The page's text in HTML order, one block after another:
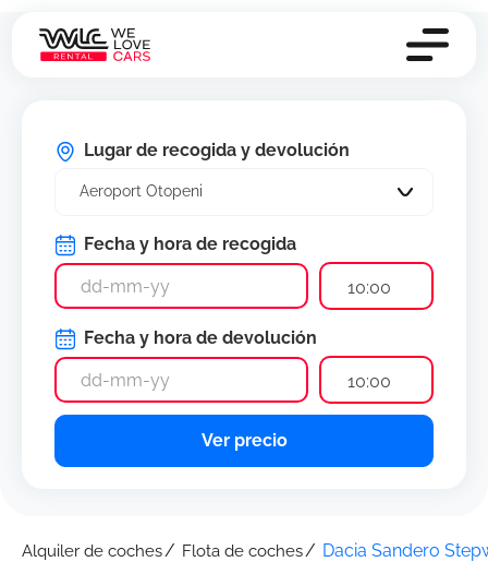
Lugar de recogida y devolución
Aeroport Otopeni
Fecha y hora de recogida
10:00
Fecha y hora de devolución
10:00
Ver precio
Alquiler de coches Flota de coches Dacia Sandero